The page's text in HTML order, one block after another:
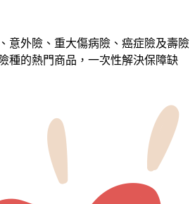
意外險、重大傷病險、癌症險及壽險
種的熱門商品，一次性解決保障缺